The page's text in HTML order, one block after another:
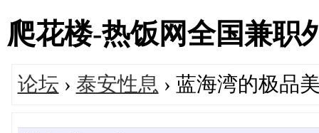
爬花楼-热饭网全国兼职
论坛 › 泰安性息 › 蓝海湾的极品